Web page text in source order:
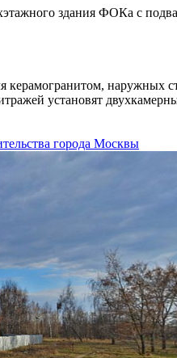
здания ФОКа с
керамогранитом,
установят
города Москвы